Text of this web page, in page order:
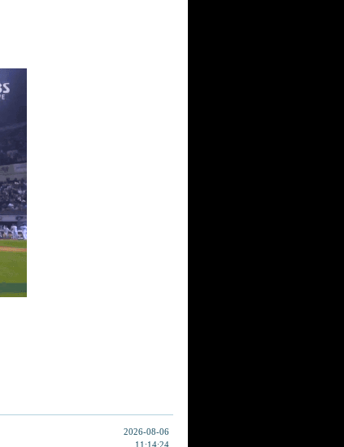
2026-08-06
11:14:24